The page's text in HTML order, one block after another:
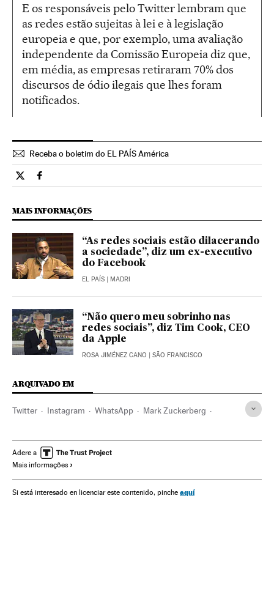
E os responsáveis pelo Twitter lembram que
as redes estão sujeitas à lei e à legislação
europeia e que, por exemplo, uma avaliação
independente da Comissão Europeia diz que,
em média, as empresas retiraram 70% dos
discursos de ódio ilegais que lhes foram
notificados.
Receba o boletim do EL PAÍS América
Tecnologia El País Brasil en Twitter
Tecnologia El País Brasil en Facebook
MAIS INFORMAÇÕES
“As redes sociais estão dilacerando
a sociedade”, diz um ex-executivo
do Facebook
EL PAÍS | MADRI
“Não quero meu sobrinho nas
redes sociais”, diz Tim Cook, CEO
da Apple
ROSA JIMÉNEZ CANO | SÃO FRANCISCO
ARQUIVADO EM
Twitter Instagram WhatsApp Mark Zuckerberg
Telefonia celular multimídia
Celular Empresas
Telefonia Economia Telecomunicações Indústria
Adere a
Mais informações
Si está interesado en licenciar este contenido, pinche aquí